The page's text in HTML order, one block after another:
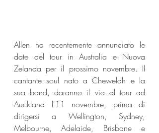
Allen ha recentemente annunciato le
date del tour in Australia e Nuova
Zelanda per il prossimo novembre. Il
cantante soul nato a Chewelah e la
sua band, daranno il via al tour ad
Auckland l'11 novembre, prima di
dirigersi a Wellington, Sydney,
Melbourne, Adelaide, Brisbane e